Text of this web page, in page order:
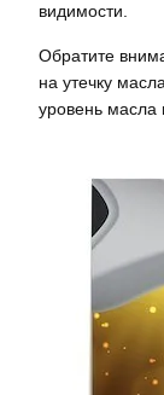
видимости.
Обратите
на утечку
уровень масла